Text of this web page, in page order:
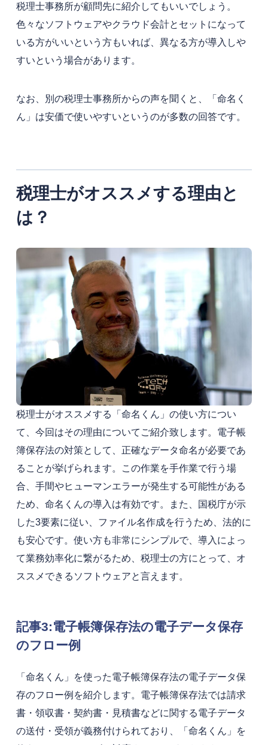
税理士事務所が顧問先に紹介してもいいでしょう。
色々なソフトウェアやクラウド会計とセットになって
いる方がいいという方もいれば、異なる方が導入しや
すいという場合があります。
なお、別の税理士事務所からの声を聞くと、「命名く
ん」は安価で使いやすいというのが多数の回答です。
税理士がオススメする理由と
は？
税理士がオススメする「命名くん」の使い方につい
て、今回はその理由についてご紹介致します。電子帳
簿保存法の対策として、正確なデータ命名が必要であ
ることが挙げられます。この作業を手作業で行う場
合、手間やヒューマンエラーが発生する可能性がある
ため、命名くんの導入は有効です。また、国税庁が示
した3要素に従い、ファイル名作成を行うため、法的に
も安心です。使い方も非常にシンプルで、導入によっ
て業務効率化に繋がるため、税理士の方にとって、オ
ススメできるソフトウェアと言えます。
記事3:電子帳簿保存法の電子データ保存
のフロー例
「命名くん」を使った電子帳簿保存法の電子データ保
存のフロー例を紹介します。電子帳簿保存法では請求
書・領収書・契約書・見積書などに関する電子データ
の送付・受領が義務付けられており、「命名くん」を